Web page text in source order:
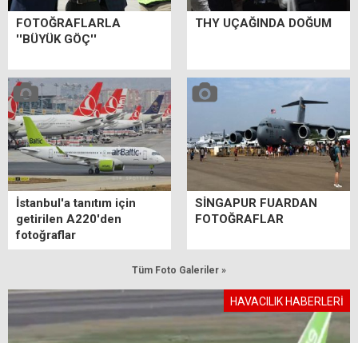
FOTOĞRAFLARLA
''BÜYÜK GÖÇ''
THY UÇAĞINDA DOĞUM
İstanbul'a tanıtım için
getirilen A220'den
fotoğraflar
SİNGAPUR FUARDAN
FOTOĞRAFLAR
Tüm Foto Galeriler »
HAVACILIK HABERLERİ